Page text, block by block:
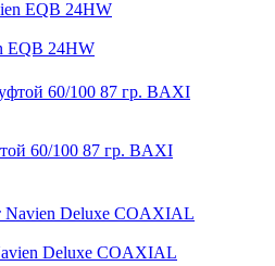
EQB 24HW
60/100 87 гр. BAXI
Deluxe COAXIAL